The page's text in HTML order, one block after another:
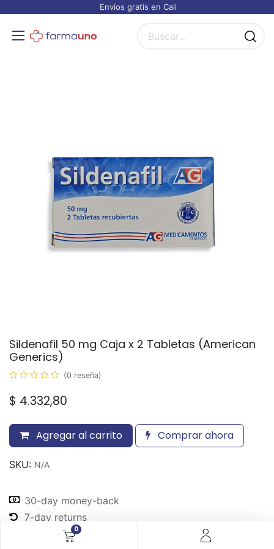
0
Envíos gratis en Cali
Sildenafil 50 mg Caja x 2 Tabletas (American
Generics)
(0 reseña)
$ 4.332,80
Agregar al carrito Comprar ahora
SKU: N/A
30-day money-back
7-day returns
Shipping: 2-3 Days